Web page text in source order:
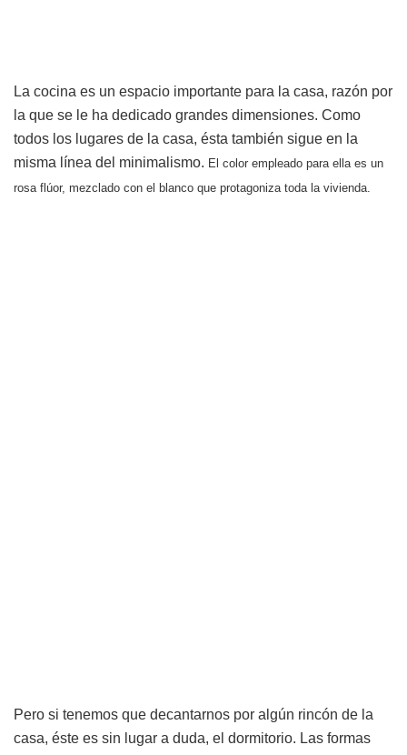
La cocina es un espacio importante para la casa, razón por
la que se le ha dedicado grandes dimensiones. Como
todos los lugares de la casa, ésta también sigue en la
misma línea del minimalismo. El color empleado para ella es un
rosa flúor, mezclado con el blanco que protagoniza toda la vivienda.
Pero si tenemos que decantarnos por algún rincón de la
casa, éste es sin lugar a duda, el dormitorio. Las formas